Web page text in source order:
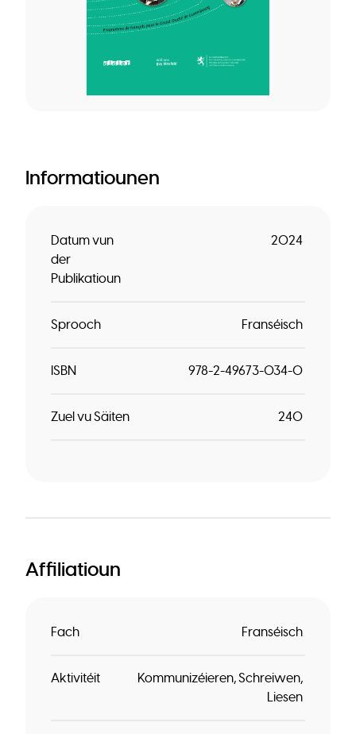
Informatiounen
Datum vun
der
Publikatioun
2024
Sprooch Franséisch
ISBN 978-2-49673-034-0
Zuel vu Säiten 240
Affiliatioun
Fach Franséisch
Aktivitéit Kommunizéieren Schreiwen
Liesen